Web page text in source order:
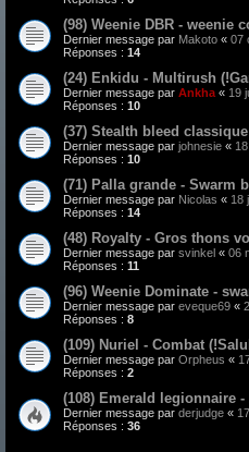
(98) Weenie DBR - weenie
Dernier message par Makoto « 07
Réponses : 14
(24) Enkidu - Multirush
Dernier message par Ankha « 19
Réponses : 10
(37) Stealth bleed
Dernier message par johnesie «
Réponses : 10
(71) Palla grande - Swarm
Dernier message par Nicolas « 18
Réponses : 14
(48) Royalty - Gros thons
Dernier message par svinkel « 06
Réponses : 11
(96) Weenie Dominate -
Dernier message par eveque69 «
Réponses : 8
(109) Nuriel - Combat
Dernier message par Orpheus «
Réponses : 2
(108) Emerald legionnaire
Dernier message par derjudge «
Réponses : 36